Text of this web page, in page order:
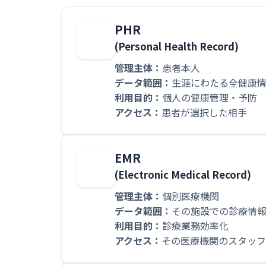
PHR
(Personal Health Record)
管理主体： 患者本人
データ範囲： 生涯にわたる全健康
利用目的： 個人の健康管理・予防
アクセス： 患者が選択した相手
EMR
(Electronic Medical Record)
管理主体： 個別医療機関
データ範囲： その施設での診療情
利用目的： 診療業務効率化
アクセス： その医療機関のスタッ